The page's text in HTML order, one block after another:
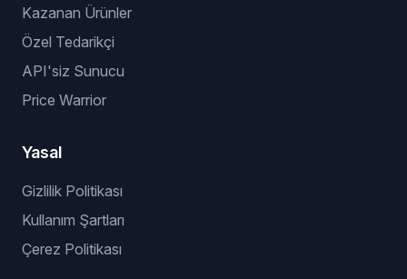
Kazanan Ürünler
Özel Tedarikçi
API'siz Sunucu
Price Warrior
Yasal
Gizlilik Politikası
Kullanım Şartları
Çerez Politikası